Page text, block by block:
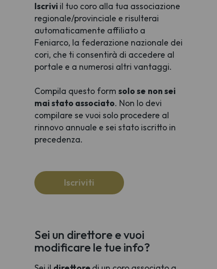
Iscrivi il tuo coro alla tua associazione
regionale/provinciale e risulterai
automaticamente affiliato a
Feniarco, la federazione nazionale dei
cori, che ti consentirà di accedere al
portale e a numerosi altri vantaggi.
Compila questo form solo se non sei
mai stato associato. Non lo devi
compilare se vuoi solo procedere al
rinnovo annuale e sei stato iscritto in
precedenza.
Iscriviti
Sei un direttore e vuoi
modificare le tue info?